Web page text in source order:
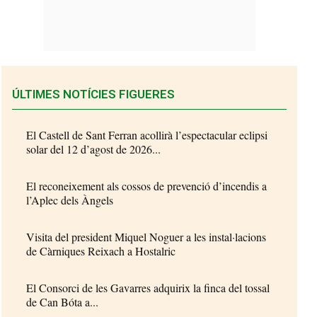
ÚLTIMES NOTÍCIES FIGUERES
El Castell de Sant Ferran acollirà l’espectacular eclipsi
solar del 12 d’agost de 2026...
El reconeixement als cossos de prevenció d’incendis a
l’Aplec dels Àngels
Visita del president Miquel Noguer a les instal·lacions
de Càrniques Reixach a Hostalric
El Consorci de les Gavarres adquirix la finca del tossal
de Can Bóta a...